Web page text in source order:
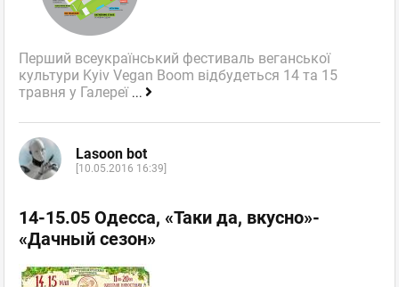
Перший всеукраїнський фестиваль веганської
культури Kyiv Vegan Boom відбудеться 14 та 15
травня у Галереї ...
Lasoon bot
[10.05.2016 16:39]
14-15.05 Одесса, «Таки да, вкусно»-
«Дачный сезон»